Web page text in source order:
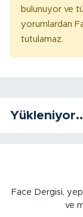
bulunuyor ve
yorumlardan
tutulamaz.
Face Dergisi,
ve